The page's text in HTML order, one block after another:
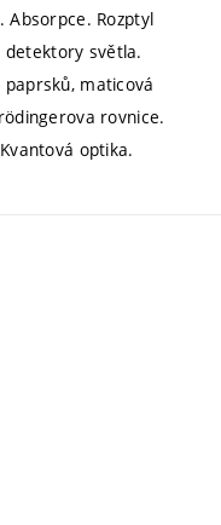
Rozptyl
detektory světla.
maticová
rovnice.
optika.